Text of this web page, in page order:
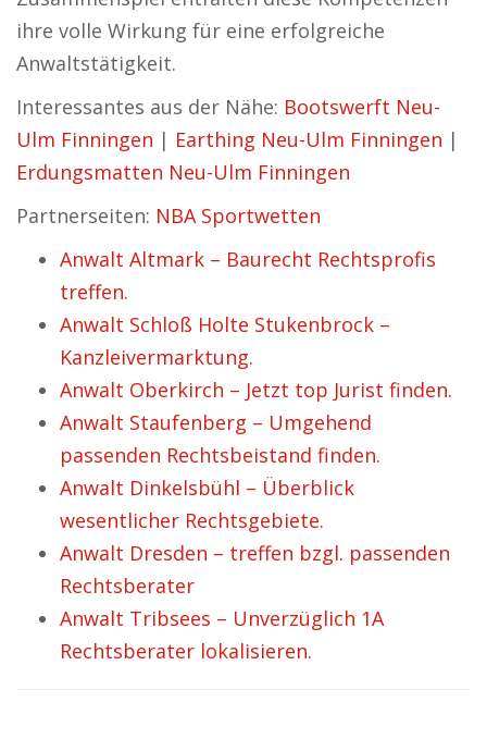
ihre volle Wirkung für eine erfolgreiche
Anwaltstätigkeit.
Interessantes aus der Nähe: Bootswerft Neu-
Ulm Finningen | Earthing Neu-Ulm Finningen |
Erdungsmatten Neu-Ulm Finningen
Partnerseiten: NBA Sportwetten
Anwalt Altmark – Baurecht Rechtsprofis
treffen.
Anwalt Schloß Holte Stukenbrock –
Kanzleivermarktung.
Anwalt Oberkirch – Jetzt top Jurist finden.
Anwalt Staufenberg – Umgehend
passenden Rechtsbeistand finden.
Anwalt Dinkelsbühl – Überblick
wesentlicher Rechtsgebiete.
Anwalt Dresden – treffen bzgl. passenden
Rechtsberater
Anwalt Tribsees – Unverzüglich 1A
Rechtsberater lokalisieren.